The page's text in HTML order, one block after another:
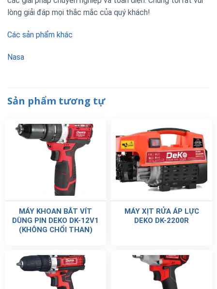
lòng giải đáp mọi thắc mắc của quý khách!
Các sản phẩm khác
Nasa
Sản phẩm tương tự
MÁY KHOAN BẮT VÍT
DÙNG PIN DEKO DK-12V1
(KHÔNG CHỔI THAN)
MÁY XỊT RỬA ÁP LỰC
DEKO DK-2200R